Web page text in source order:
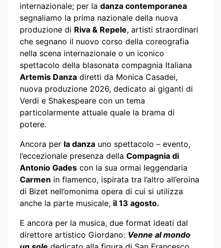
internazionale; per la danza contemporanea
segnaliamo la prima nazionale della nuova
produzione di Riva & Repele, artisti straordinari
che segnano il nuovo corso della coreografia
nella scena internazionale o un iconico
spettacolo della blasonata compagnia Italiana
Artemis Danza diretti da Monica Casadei,
nuova produzione 2026, dedicato ai giganti di
Verdi e Shakespeare con un tema
particolarmente attuale quale la brama di
potere.
Ancora per la danza uno spettacolo – evento,
l’eccezionale presenza della Compagnia di
Antonio Gades con la sua ormai leggendaria
Carmen in flamenco, ispirata tra l’altro all’eroina
di Bizet nell’omonima opera di cui si utilizza
anche la parte musicale, il 13 agosto.
E ancora per la musica, due format ideati dal
direttore artistico Giordano: Venne al mondo